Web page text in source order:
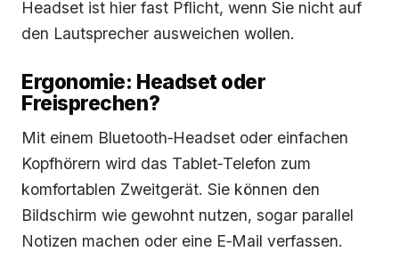
Headset ist hier fast Pflicht, wenn Sie nicht auf
den Lautsprecher ausweichen wollen.
Ergonomie: Headset oder
Freisprechen?
Mit einem Bluetooth‑Headset oder einfachen
Kopfhörern wird das Tablet‑Telefon zum
komfortablen Zweitgerät. Sie können den
Bildschirm wie gewohnt nutzen, sogar parallel
Notizen machen oder eine E‑Mail verfassen.